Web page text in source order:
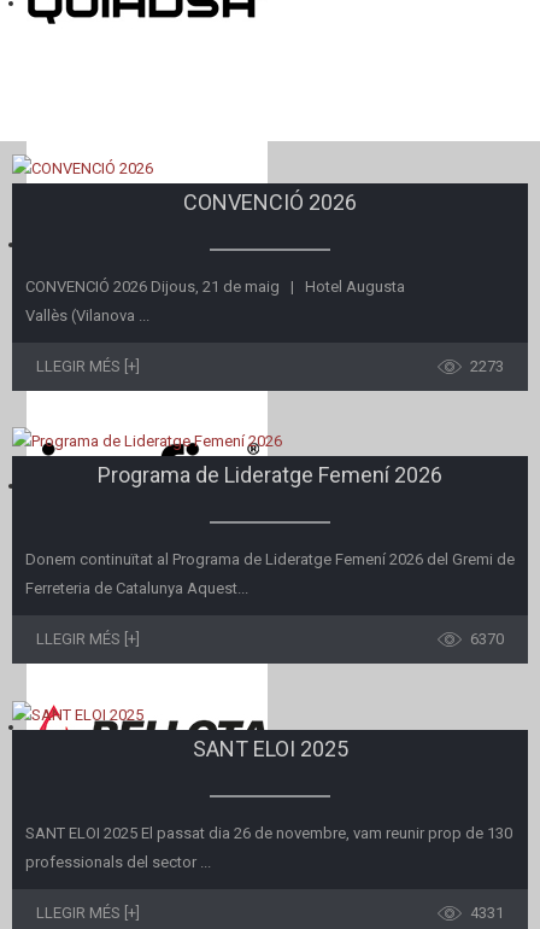
CONVENCIÓ 2026
CONVENCIÓ 2026 Dijous, 21 de maig | Hotel Augusta
Vallès (Vilanova ...
LLEGIR MÉS [+] 2273
Programa de Lideratge Femení 2026
Donem continuïtat al Programa de Lideratge Femení 2026 del Gremi de
Ferreteria de Catalunya Aquest...
LLEGIR MÉS [+] 6370
SANT ELOI 2025
SANT ELOI 2025 El passat dia 26 de novembre, vam reunir prop de 130
professionals del sector ...
LLEGIR MÉS [+] 4331